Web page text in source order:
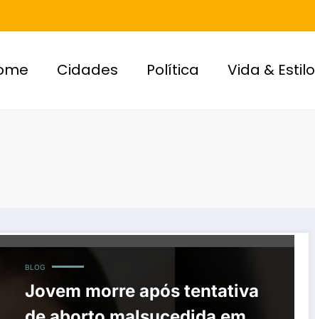
Cidades Política Vida & Estilo
BLOG
Jovem morre após tentativa